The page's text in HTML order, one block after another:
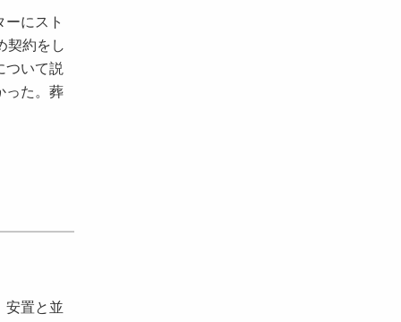
にスト
契約をし
ついて説
った。葬
安置と並